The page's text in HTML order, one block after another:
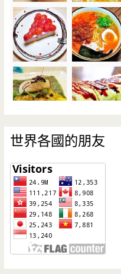
世界各國的朋友